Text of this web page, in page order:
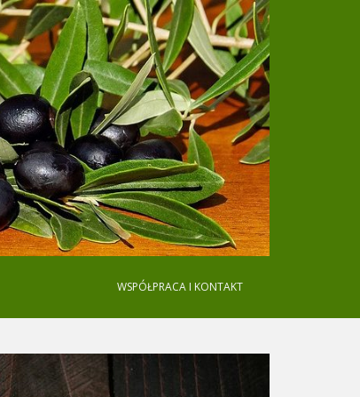
WSPÓŁPRACA I KONTAKT